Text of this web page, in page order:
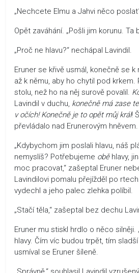
„Nechcete Elmu a Jahvi něco
Opět zaváhání. „Pošli jim korunu. Ta
„Proč ne hlavu?“ nechápal Lavindil.
Eruner se křivě usmál, konečně se
až k němu, aby ho chytil pod krkem.
stolu, než ho na něj surově povalil.
Lavindil v duchu, konečně má zase
v očích! Konečně je to opět můj král!
převládalo nad Erunerovým hněvem.
„Kdybychom jim poslali hlavu, náš
nemyslíš? Potřebujeme obě hlavy,
moc pracovat,“ zašeptal Eruner
Lavindilovi pomalu přejížděl po
vydechl a jeho palec zlehka políbil.
„Stačí těla,“ zašeptal bez dechu
Eruner mu stiskl hrdlo o něco silněji.
hlavy. Čím víc budou trpět, tím
usmíval se Eruner šíleně.